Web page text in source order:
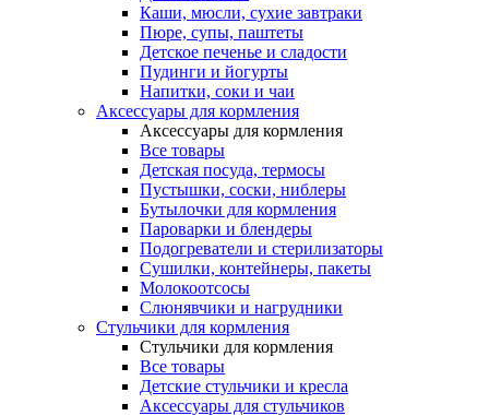
Каши, мюсли, сухие завтраки
Пюре, супы, паштеты
Детское печенье и сладости
Пудинги и йогурты
Напитки, соки и чаи
Аксессуары для кормления
Аксессуары для кормления
Все товары
Детская посуда, термосы
Пустышки, соски, ниблеры
Бутылочки для кормления
Пароварки и блендеры
Подогреватели и стерилизаторы
Сушилки, контейнеры, пакеты
Молокоотсосы
Слюнявчики и нагрудники
Стульчики для кормления
Стульчики для кормления
Все товары
Детские стульчики и кресла
Аксессуары для стульчиков